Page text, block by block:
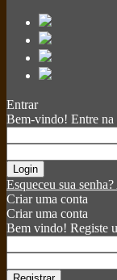
Entrar
Bem-vindo! Entre na
Esqueceu sua
Criar uma conta
Criar uma conta
Bem vindo! Registe